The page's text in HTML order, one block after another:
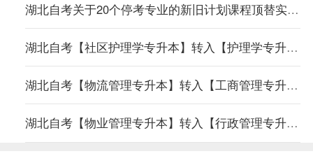
湖北自考关于20个停考专业的新旧计划课程顶替实施方案
湖北自考【社区护理学专升本】转入【护理学专升本】专业课程顶替表
湖北自考【物流管理专升本】转入【工商管理专升本】专业课程顶替表
湖北自考【物业管理专升本】转入【行政管理专升本】专业课程顶替表